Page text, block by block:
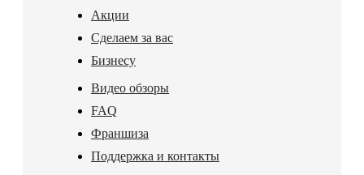
Акции
Сделаем за вас
Бизнесу
Видео обзоры
FAQ
Франшиза
Поддержка и контакты